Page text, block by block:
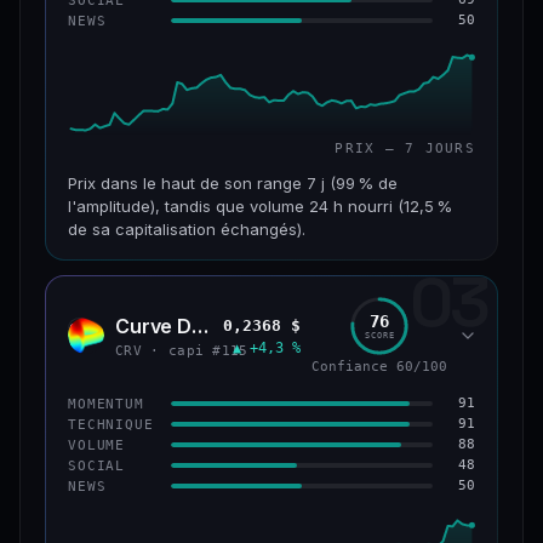
CONFIANCE 61/100
NEWS 50
PRIX — 7 JOURS
Prix dans le haut de son range 7 j (99 % de
l'amplitude), tandis que volume 24 h nourri (12,5 %
de sa capitalisation échangés).
CAP. MARCHÉ VOLUME 24 H
VAR. 7 J VAR. 30 J
+82,3 %
VS ATH
−69,6 % #65
CONFIANCE 66/100
03
CRV Curve DAO
CRV · capi #115
0,2368 $
▲ +4,3 %
76
SCORE
Confiance 60/100
MOMENTUM 91
TECHNIQUE 91
VOLUME 88
SOCIAL 48
NEWS 50